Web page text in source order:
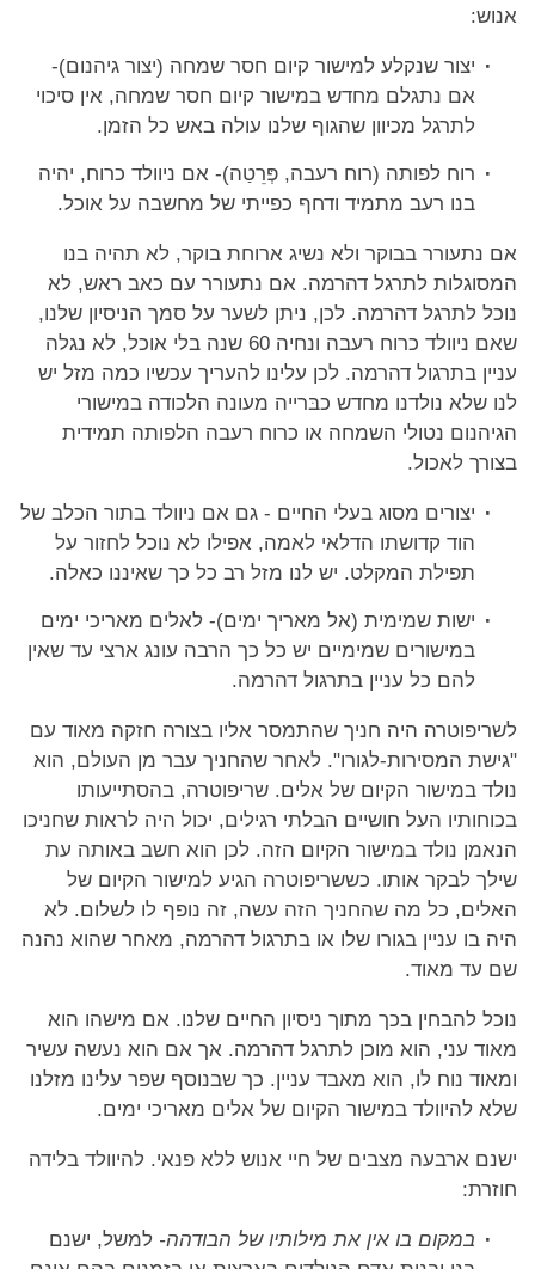
אנוש:
יצור שנקלע למישור קיום חסר שמחה (יצור גיהנום)-
אם נתגלם מחדש במישור קיום חסר שמחה, אין סיכוי
לתרגל מכיוון שהגוף שלנו עולה באש כל הזמן.
רוח לפותה (רוח רעבה, פְּרֵטַה)- אם ניוולד כרוח, יהיה
בנו רעב מתמיד ודחף כפייתי של מחשבה על אוכל.
אם נתעורר בבוקר ולא נשיג ארוחת בוקר, לא תהיה בנו
המסוגלות לתרגל דהרמה. אם נתעורר עם כאב ראש, לא
נוכל לתרגל דהרמה. לכן, ניתן לשער על סמך הניסיון שלנו,
שאם ניוולד כרוח רעבה ונחיה 60 שנה בלי אוכל, לא נגלה
עניין בתרגול דהרמה. לכן עלינו להעריך עכשיו כמה מזל יש
לנו שלא נולדנו מחדש כבּרייה מעונה הלכודה במישורי
הגיהנום נטולי השמחה או כרוח רעבה הלפותה תמידית
בצורך לאכול.
יצורים מסוג בעלי החיים - גם אם ניוולד בתור הכלב של
הוד קדושתו הדלאי לאמה, אפילו לא נוכל לחזור על
תפילת המקלט. יש לנו מזל רב כל כך שאיננו כאלה.
ישות שמימית (אל מאריך ימים)- לאלים מאריכי ימים
במישורים שמימיים יש כל כך הרבה עונג ארצי עד שאין
להם כל עניין בתרגול דהרמה.
לשריפוטרה היה חניך שהתמסר אליו בצורה חזקה מאוד עם
"גישת המסירות-לגורו". לאחר שהחניך עבר מן העולם, הוא
נולד במישור הקיום של אלים. שריפוטרה, בהסתייעותו
בכוחותיו העל חושיים הבלתי רגילים, יכול היה לראות שחניכו
הנאמן נולד במישור הקיום הזה. לכן הוא חשב באותה עת
שילך לבקר אותו. כששריפוטרה הגיע למישור הקיום של
האלים, כל מה שהחניך הזה עשה, זה נופף לו לשלום. לא
היה בו עניין בגורו שלו או בתרגול דהרמה, מאחר שהוא נהנה
שם עד מאוד.
נוכל להבחין בכך מתוך ניסיון החיים שלנו. אם מישהו הוא
מאוד עני, הוא מוכן לתרגל דהרמה. אך אם הוא נעשה עשיר
ומאוד נוח לו, הוא מאבד עניין. כך שבנוסף שפר עלינו מזלנו
שלא להיוולד במישור הקיום של אלים מאריכי ימים.
ישנם ארבעה מצבים של חיי אנוש ללא פנאי. להיוולד בלידה
חוזרת:
במקום בו אין את מילותיו של הבודהה- למשל, ישנם